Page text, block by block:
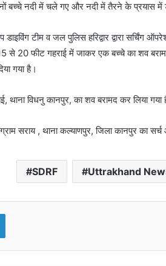
बच्चे नदी में चले गए और नदी में तैरने के प्रयास में
टीम व जल पुलिस हरिद्वार द्वारा सर्चिंग
से 20 फीट गहराई में जाकर एक बच्चे का शव
गया है।
थाना विधनु कानपुर, का शव बरामद कर लिया गया
सराय , थाना कल्याणपुर, जिला कानपुर का
SDRF Uttrakhand